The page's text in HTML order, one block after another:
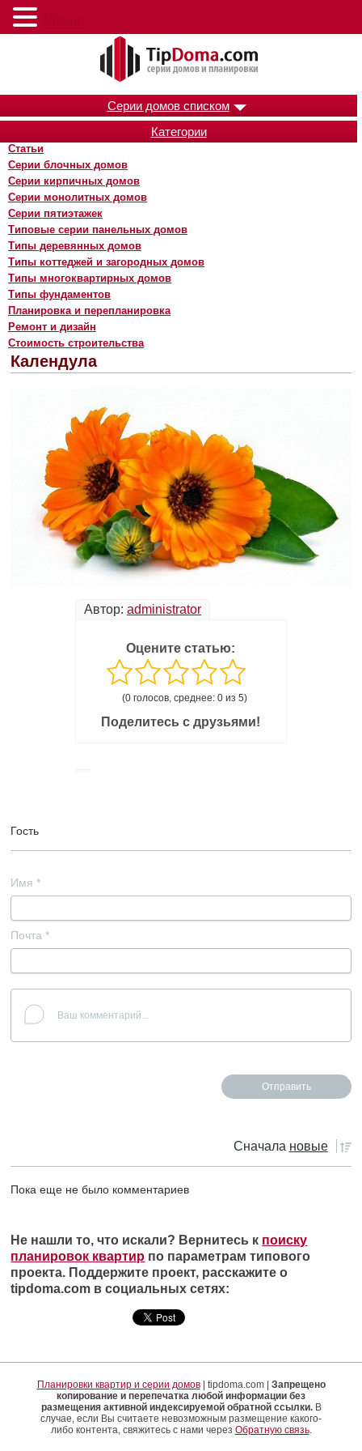
Серии домов списком
Категории
Статьи
Серии блочных домов
Серии кирпичных домов
Серии монолитных домов
Серии пятиэтажек
Типовые серии панельных домов
Типы деревянных домов
Типы коттеджей и загородных домов
Типы многоквартирных домов
Типы фундаментов
Планировка и перепланировка
Ремонт и дизайн
Стоимость строительства
Календула
Автор: administrator
Оцените статью:
(0 голосов, среднее: 0 из 5)
Поделитесь с друзьями!
Гость
Имя *
Почта *
Сначала новые
Пока еще не было комментариев
Не нашли то, что искали? Вернитесь к поиску
планировок квартир по параметрам типового
проекта. Поддержите проект, расскажите о
tipdoma.com в социальных сетях:
Планировки квартир и серии домов| tipdoma.com | Запрещено
копирование и перепечатка любой информации без
размещения активной индексируемой обратной ссылки.В
случае, если Вы считаете невозможным размещение какого-
либо контента, свяжитесь с нами через Обратную связь.